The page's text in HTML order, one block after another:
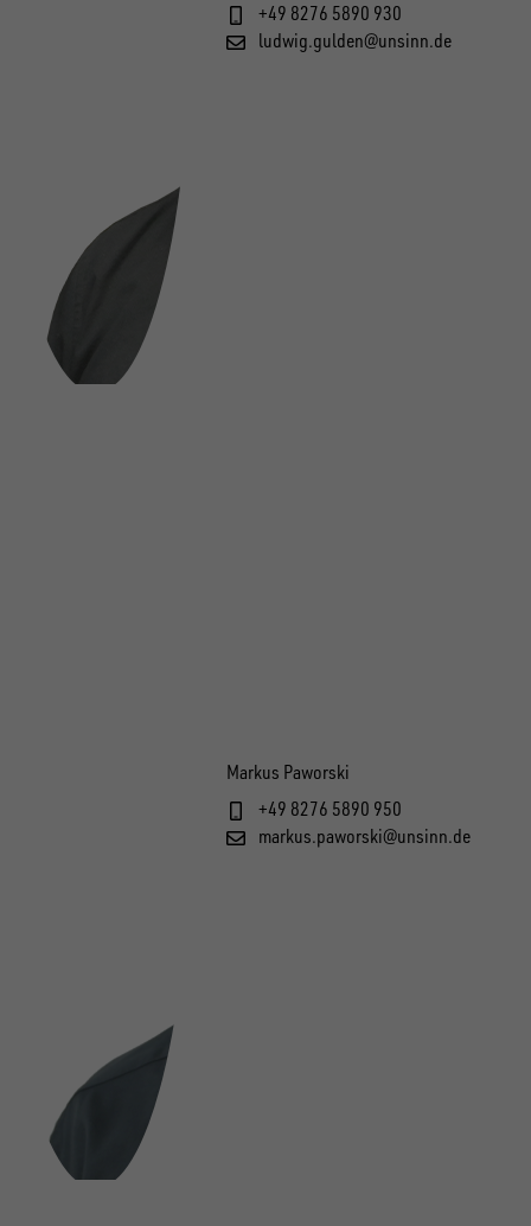
+49 8276 5890 930
ludwig.gulden@unsinn.de
Markus Paworski
+49 8276 5890 950
markus.paworski@unsinn.de